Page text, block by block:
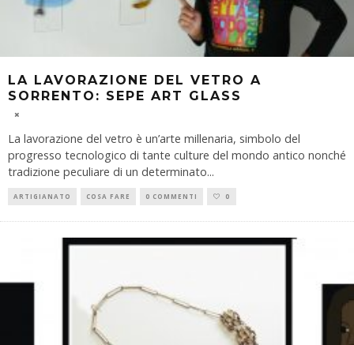
LA LAVORAZIONE DEL VETRO A
SORRENTO: SEPE ART GLASS
La lavorazione del vetro è un’arte millenaria, simbolo del
progresso tecnologico di tante culture del mondo antico nonché
tradizione peculiare di un determinato...
ARTIGIANATO COSA FARE 0 COMMENTI 0